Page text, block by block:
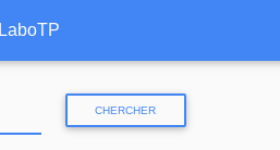
LaboTP
CHERCHER